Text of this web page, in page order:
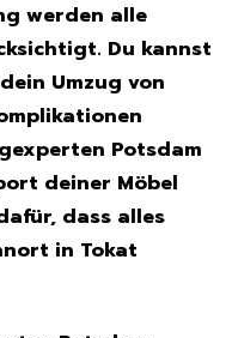
werden alle
Du kannst
Umzug von
Potsdam
deiner Möbel
dass alles
in Tokat